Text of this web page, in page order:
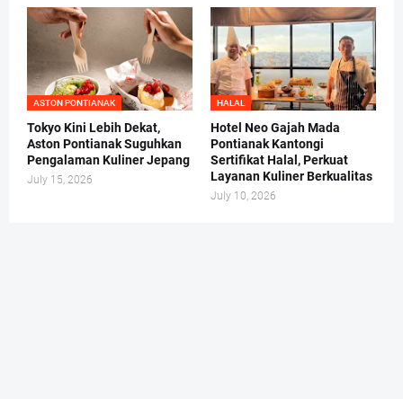
ASTON PONTIANAK
Tokyo Kini Lebih Dekat,
Aston Pontianak Suguhkan
Pengalaman Kuliner Jepang
July 15, 2026
HALAL
Hotel Neo Gajah Mada
Pontianak Kantongi
Sertifikat Halal, Perkuat
Layanan Kuliner Berkualitas
July 10, 2026